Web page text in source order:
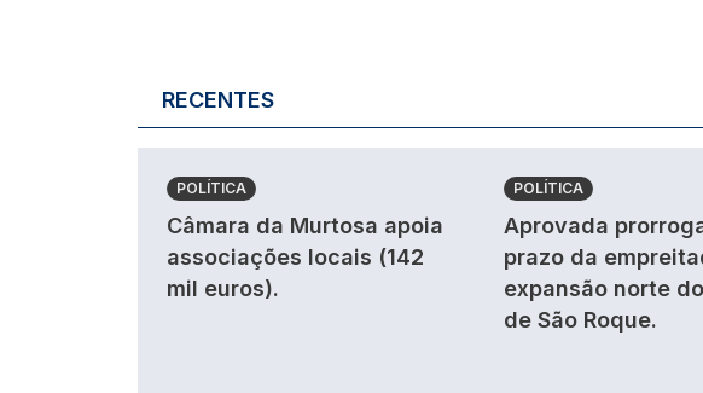
RECENTES
POLÍTICA
Câmara da Murtosa apoia
associações locais (142
mil euros).
POLÍTICA
Aprovada
prazo da
expansão norte
de São Roque.